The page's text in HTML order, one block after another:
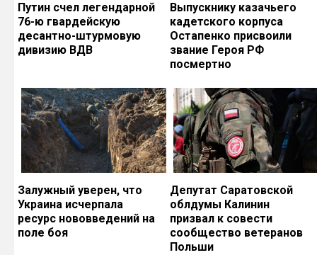
Путин счел легендарной
76-ю гвардейскую
десантно-штурмовую
дивизию ВДВ
Выпускнику казачьего
кадетского корпуса
Остапенко присвоили
звание Героя РФ
посмертно
Залужный уверен, что
Украина исчерпала
ресурс нововведений на
поле боя
Депутат Саратовской
облдумы Калинин
призвал к совести
сообщество ветеранов
Польши